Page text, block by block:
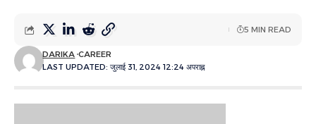
LAST UPDATED: जुलाई 31, 2024 12:24 अपराह्न
DARIKA CAREER
5 MIN READ